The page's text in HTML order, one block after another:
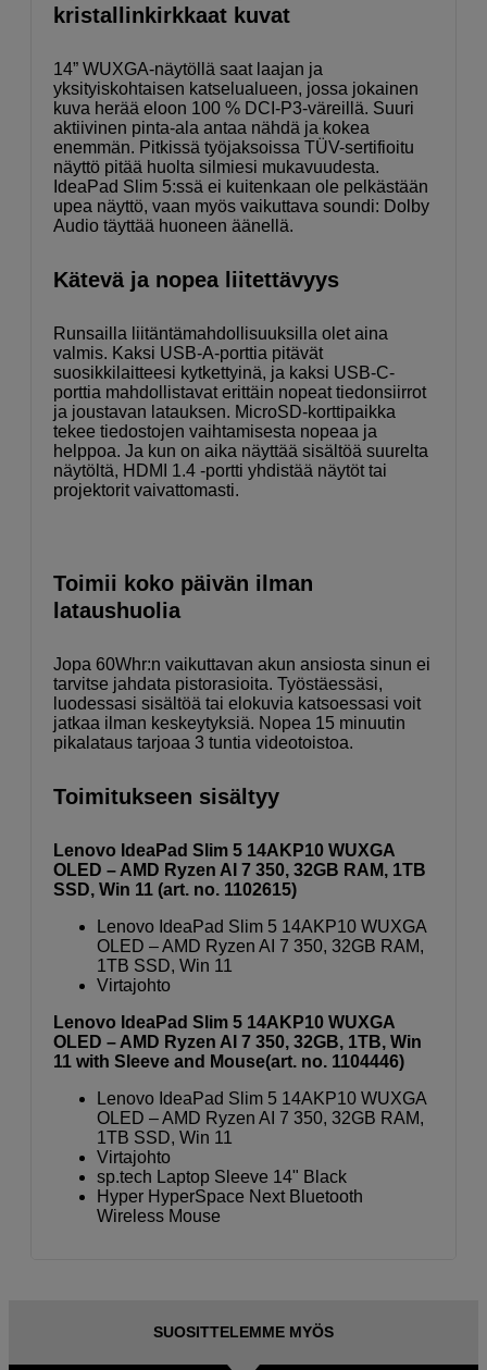
kristallinkirkkaat kuvat
14” WUXGA-näytöllä saat laajan ja
yksityiskohtaisen katselualueen, jossa jokainen
kuva herää eloon 100 % DCI-P3-väreillä. Suuri
aktiivinen pinta-ala antaa nähdä ja kokea
enemmän. Pitkissä työjaksoissa TÜV-sertifioitu
näyttö pitää huolta silmiesi mukavuudesta.
IdeaPad Slim 5:ssä ei kuitenkaan ole pelkästään
upea näyttö, vaan myös vaikuttava soundi: Dolby
Audio täyttää huoneen äänellä.
Kätevä ja nopea liitettävyys
Runsailla liitäntämahdollisuuksilla olet aina
valmis. Kaksi USB-A-porttia pitävät
suosikkilaitteesi kytkettyinä, ja kaksi USB-C-
porttia mahdollistavat erittäin nopeat tiedonsiirrot
ja joustavan latauksen. MicroSD-korttipaikka
tekee tiedostojen vaihtamisesta nopeaa ja
helppoa. Ja kun on aika näyttää sisältöä suurelta
näytöltä, HDMI 1.4 -portti yhdistää näytöt tai
projektorit vaivattomasti.
Toimii koko päivän ilman
lataushuolia
Jopa 60Whr:n vaikuttavan akun ansiosta sinun ei
tarvitse jahdata pistorasioita. Työstäessäsi,
luodessasi sisältöä tai elokuvia katsoessasi voit
jatkaa ilman keskeytyksiä. Nopea 15 minuutin
pikalataus tarjoaa 3 tuntia videotoistoa.
Toimitukseen sisältyy
Lenovo IdeaPad Slim 5 14AKP10 WUXGA
OLED – AMD Ryzen AI 7 350, 32GB RAM, 1TB
SSD, Win 11 (art. no. 1102615)
Lenovo IdeaPad Slim 5 14AKP10 WUXGA
OLED – AMD Ryzen AI 7 350, 32GB RAM,
1TB SSD, Win 11
Virtajohto
Lenovo IdeaPad Slim 5 14AKP10 WUXGA
OLED – AMD Ryzen AI 7 350, 32GB, 1TB, Win
11 with Sleeve and Mouse(art. no. 1104446)
Lenovo IdeaPad Slim 5 14AKP10 WUXGA
OLED – AMD Ryzen AI 7 350, 32GB RAM,
1TB SSD, Win 11
Virtajohto
sp.tech Laptop Sleeve 14" Black
Hyper HyperSpace Next Bluetooth
Wireless Mouse
SUOSITTELEMME MYÖS